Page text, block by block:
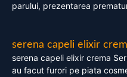
parului, prezentarea
serena capeli elixir
serena capeli elixir crema
au facut furori pe piata